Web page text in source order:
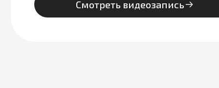
Смотреть видеозапись